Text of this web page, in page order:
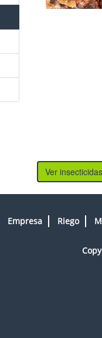
Ver insecticidas
Empresa Riego